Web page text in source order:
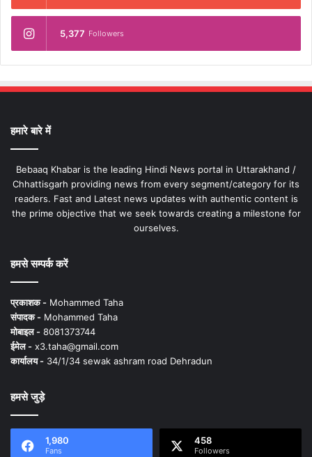
5,377 Followers
हमारे बारे में
Bebaaq Khabar is the leading Hindi News portal in Uttarakhand /
Chhattisgarh providing news from every segment/category for its
readers. Fast and Latest news updates with authentic content is
the prime objective that we seek towards creating a milestone for
ourselves.
हमसे सम्पर्क करें
प्रकाशक - Mohammed Taha
संपादक - Mohammed Taha
मोबाइल - 8081373744
ईमेल - x3.taha@gmail.com
कार्यालय - 34/1/34 sewak ashram road Dehradun
हमसे जुड़े
1,980
Fans
458
Followers